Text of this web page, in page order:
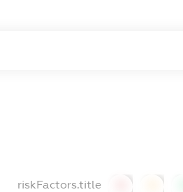
riskFactors.title